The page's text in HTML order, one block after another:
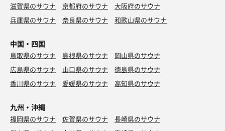
滋賀県のサウナ 京都府のサウナ
大阪府のサウナ
兵庫県のサウナ
奈良県のサウナ 和歌山県のサウナ
中国・四国
鳥取県のサウナ 島根県のサウナ
岡山県のサウナ
広島県のサウナ
山口県のサウナ
徳島県のサウナ
香川県のサウナ
愛媛県のサウナ 高知県のサウナ
九州・沖縄
福岡県のサウナ 佐賀県のサウナ
長崎県のサウナ